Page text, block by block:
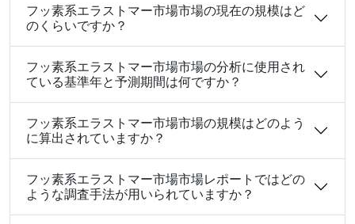
フッ素系エラストマー市場市場の現在の規模はど
のくらいですか？
フッ素系エラストマー市場市場の分析に使用され
ている基準年と予測期間は何ですか？
フッ素系エラストマー市場市場の規模はどのよう
に算出されていますか？
フッ素系エラストマー市場市場レポートではどの
ような調査手法が用いられていますか？